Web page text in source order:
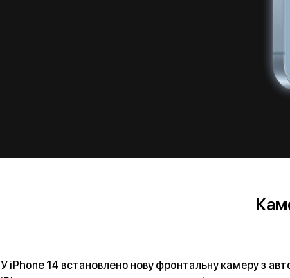
У iPhone 14 встановлено нову фронтальну камеру з